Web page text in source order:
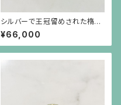
シルバーで王冠留めされた楕円
形のオレンジ珊瑚のリング
¥66,000